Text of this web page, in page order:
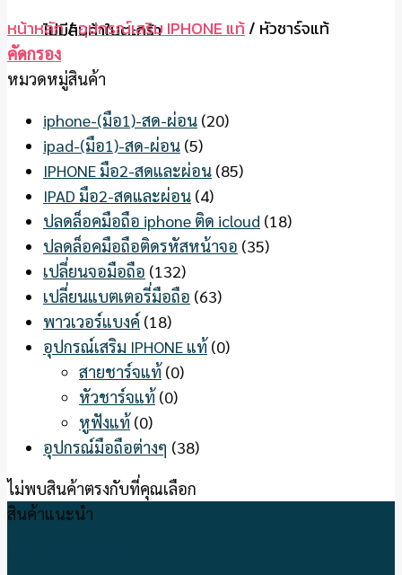
ไม่มีสินค้าในตะกร้า
หน้าหลัก/อุปกรณ์เสริม IPHONE แท้/ หัวชาร์จแท้
คัดกรอง
หมวดหมู่สินค้า
iphone-(มือ1)-สด-ผ่อน (20)
ipad-(มือ1)-สด-ผ่อน (5)
IPHONE มือ2-สดและผ่อน (85)
IPAD มือ2-สดและผ่อน (4)
ปลดล็อคมือถือ iphone ติด icloud (18)
ปลดล็อคมือถือติดรหัสหน้าจอ (35)
เปลี่ยนจอมือถือ (132)
เปลี่ยนแบตเตอรี่มือถือ (63)
พาวเวอร์แบงค์ (18)
อุปกรณ์เสริม IPHONE แท้ (0)
สายชาร์จแท้ (0)
หัวชาร์จแท้ (0)
หูฟังแท้ (0)
อุปกรณ์มือถือต่างๆ (38)
ไม่พบสินค้าตรงกับที่คุณเลือก
สินค้าแนะนำ